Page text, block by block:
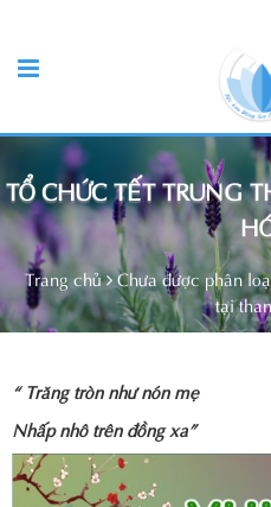
TỔ CHỨC TẾT TRUNG
Trang chủ Chưa được phân
tại
“ Trăng tròn như nón mẹ
Nhấp nhô trên đồng xa”